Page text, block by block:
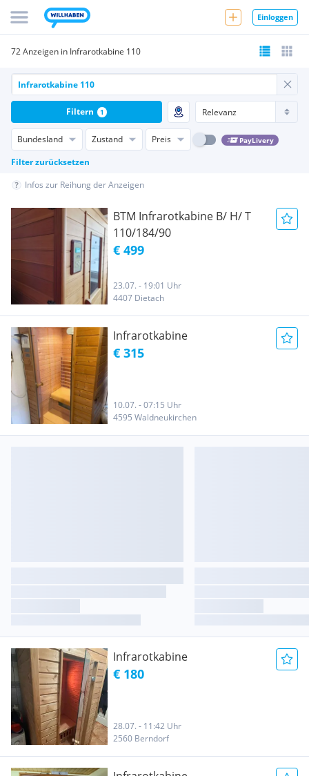
Einloggen
72 Anzeigen in Infrarotkabine 110
Bundesland Zustand Preis PayLivery
Filter zurücksetzen
Filtern 1
Infos zur Reihung der Anzeigen
BTM Infrarotkabine B/ H/ T
110/184/90
€ 499
23.07. - 19:01 Uhr
4407 Dietach
Infrarotkabine
€ 315
10.07. - 07:15 Uhr
4595 Waldneukirchen
Infrarotkabine
€ 180
28.07. - 11:42 Uhr
2560 Berndorf